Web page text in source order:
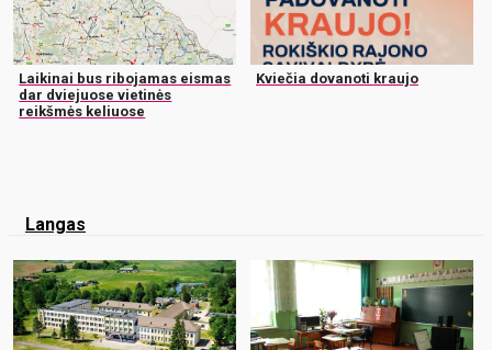
Laikinai bus ribojamas eismas
dar dviejuose vietinės
reikšmės keliuose
Kviečia dovanoti kraujo
Langas